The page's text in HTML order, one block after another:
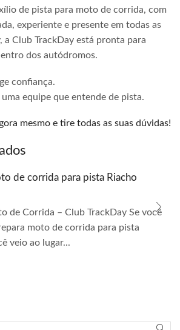
de pista para moto de corrida, com
experiente e presente em todas as
a Club TrackDay está pronta para
dos autódromos.
confiança.
equipe que entende de pista.
mesmo e tire todas as suas dúvidas!
de corrida para pista Riacho
de Corrida – Club TrackDay Se você
moto de corrida para pista
veio ao lugar...